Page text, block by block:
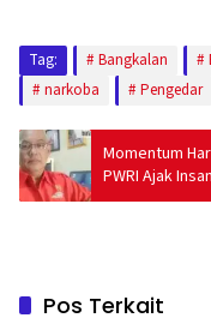
Tag: Bangkalan
narkoba
Pengedar
Momentum
PWRI Ajak
Pos Terkait